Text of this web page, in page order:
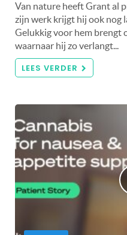
Van nature heeft Grant al
zijn werk krijgt hij ook nog
Gelukkig voor hem brengt
waarnaar hij zo verlangt...
LEES VERDER